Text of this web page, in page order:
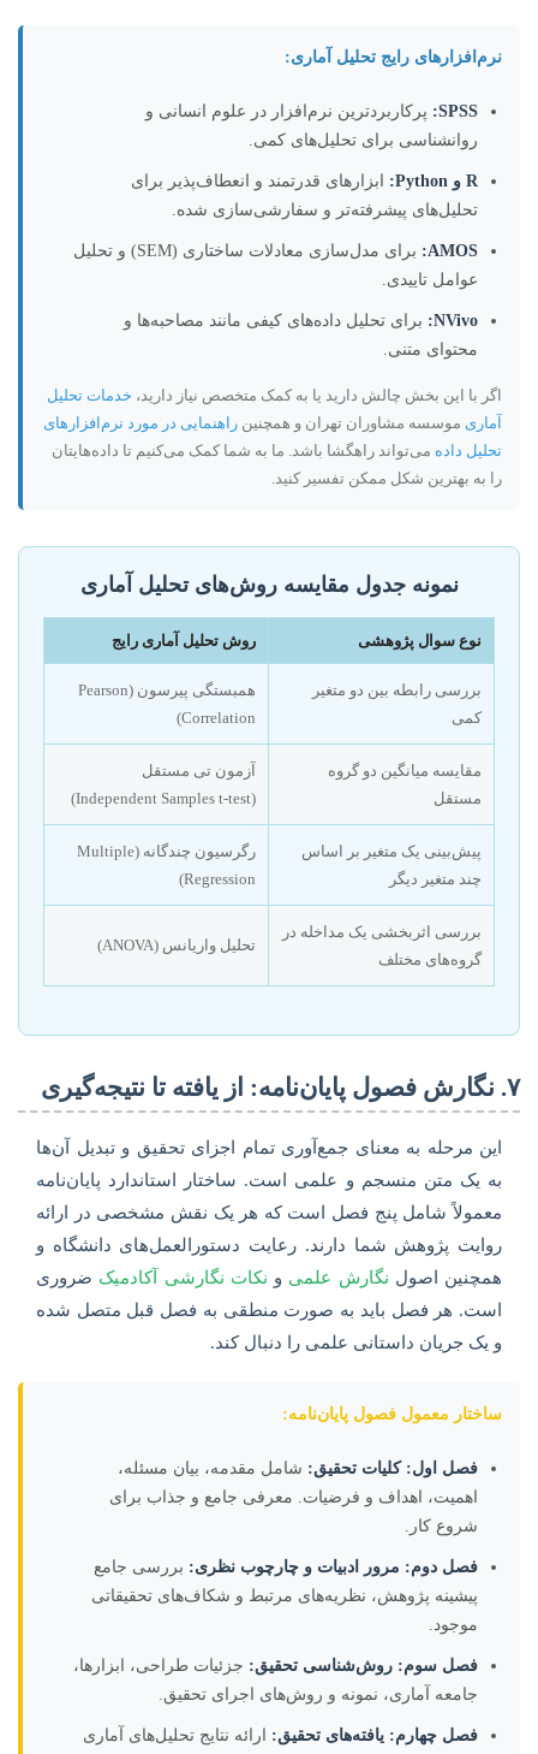
نرم‌افزارهای رایج تحلیل آماری:
SPSS:
پرکاربردترین نرم‌افزار در علوم انسانی و
روانشناسی برای تحلیل‌های کمی.
R و Python:
ابزارهای قدرتمند و انعطاف‌پذیر برای
تحلیل‌های پیشرفته‌تر و سفارشی‌سازی شده.
AMOS:
برای مدل‌سازی معادلات ساختاری (SEM) و تحلیل
عوامل تاییدی.
NVivo:
برای تحلیل داده‌های کیفی مانند مصاحبه‌ها و
محتوای متنی.
اگر با این بخش چالش دارید یا به کمک متخصص نیاز دارید، خدمات تحلیل
آماری موسسه مشاوران تهران و همچنین راهنمایی در مورد نرم‌افزارهای
تحلیل داده می‌تواند راهگشا باشد. ما به شما کمک می‌کنیم تا داده‌هایتان
را به بهترین شکل ممکن تفسیر کنید.
نمونه جدول مقایسه روش‌های تحلیل آماری
نوع سوال پژوهشی روش تحلیل آماری رایج
بررسی رابطه بین دو متغیر
کمی
همبستگی پیرسون (Pearson
Correlation)
مقایسه میانگین دو گروه
مستقل
آزمون تی مستقل
(Independent Samples t-test)
پیش‌بینی یک متغیر بر اساس
چند متغیر دیگر
رگرسیون چندگانه (Multiple
Regression)
بررسی اثربخشی یک مداخله در
گروه‌های مختلف
تحلیل واریانس (ANOVA)
۷. نگارش فصول پایان‌نامه: از یافته تا نتیجه‌گیری
این مرحله به معنای جمع‌آوری تمام اجزای تحقیق و تبدیل آن‌ها
به یک متن منسجم و علمی است. ساختار استاندارد پایان‌نامه
معمولاً شامل پنج فصل است که هر یک نقش مشخصی در ارائه
روایت پژوهش شما دارند. رعایت دستورالعمل‌های دانشگاه و
همچنین اصول نگارش علمی و نکات نگارشی آکادمیک ضروری
است. هر فصل باید به صورت منطقی به فصل قبل متصل شده
و یک جریان داستانی علمی را دنبال کند.
ساختار معمول فصول پایان‌نامه:
فصل اول: کلیات تحقیق: شامل مقدمه، بیان مسئله،
اهمیت، اهداف و فرضیات. معرفی جامع و جذاب برای
شروع کار.
فصل دوم: مرور ادبیات و چارچوب نظری: بررسی جامع
پیشینه پژوهش، نظریه‌های مرتبط و شکاف‌های تحقیقاتی
موجود.
فصل سوم: روش‌شناسی تحقیق: جزئیات طراحی، ابزارها،
جامعه آماری، نمونه و روش‌های اجرای تحقیق.
فصل چهارم: یافته‌های تحقیق: ارائه نتایج تحلیل‌های آماری